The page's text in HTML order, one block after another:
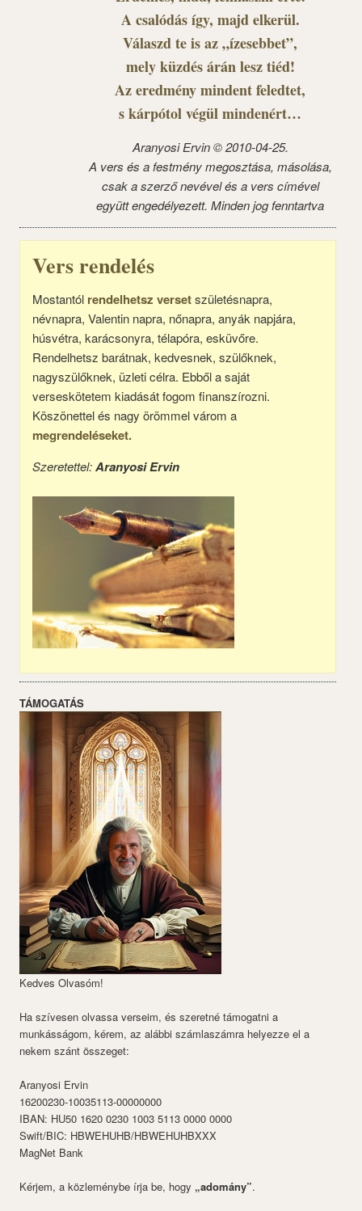
A csalódás így, majd elkerül.
Válaszd te is az „ízesebbet”,
mely küzdés árán lesz tiéd!
Az eredmény mindent feledtet,
s kárpótol végül mindenért…
Aranyosi Ervin © 2010-04-25.
A vers és a festmény megosztása, másolása,
csak a szerző nevével és a vers címével
együtt engedélyezett. Minden jog fenntartva
Vers rendelés
Mostantól rendelhetsz versetszületésnapra,
névnapra, Valentin napra, nőnapra, anyák napjára,
húsvétra, karácsonyra, télapóra, esküvőre.
Rendelhetsz barátnak, kedvesnek, szülőknek,
nagyszülőknek, üzleti célra. Ebből a saját
verseskötetem kiadását fogom finanszírozni.
Köszönettel és nagy örömmel várom a
megrendeléseket.
Szeretettel:Aranyosi Ervin
TÁMOGATÁS
Kedves Olvasóm!
Ha szívesen olvassa verseim, és szeretné támogatni a
munkásságom, kérem, az alábbi számlaszámra helyezze el a
nekem szánt összeget:
Aranyosi Ervin
16200230-10035113-00000000
IBAN: HU50 1620 0230 1003 5113 0000 0000
Swift/BIC: HBWEHUHB/HBWEHUHBXXX
MagNet Bank
Kérjem, a közleménybe írja be, hogy „adomány”.